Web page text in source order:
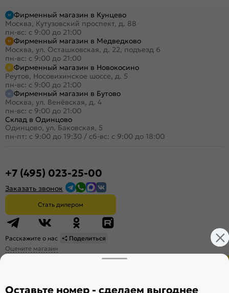
Фирменный магазин в Кунцево
Москва, Кутузовский проспект, д. 88
пн-вс: с 9:00 до 21:00
Фирменный магазин в Медведково
Москва, ул. Осташковская, д. 22, подъезд 6
пн-вс: с 9:00 до 21:00
Фирменный магазин в Новокосино
Реутов, Носовихинское шоссе, д. 5
пн-вс: с 9:00 до 21:00
Фирменный магазин в Бутово
Москва, ул. Венёвская, д. 4
пн-вс: с 9:00 до 21:00
Склад в Одинцово
Одинцово, ул. Баковская, 5
пн-пт: с 9:00 до 19:30 / сб-вс: с 9:00 до 18:00
+7 (495) 023-25-00
Заказать звонок
Стать дилером
Расскажите о нас
Поделиться
Оцените магазин
Оставьте номер - сделаем выгоднее